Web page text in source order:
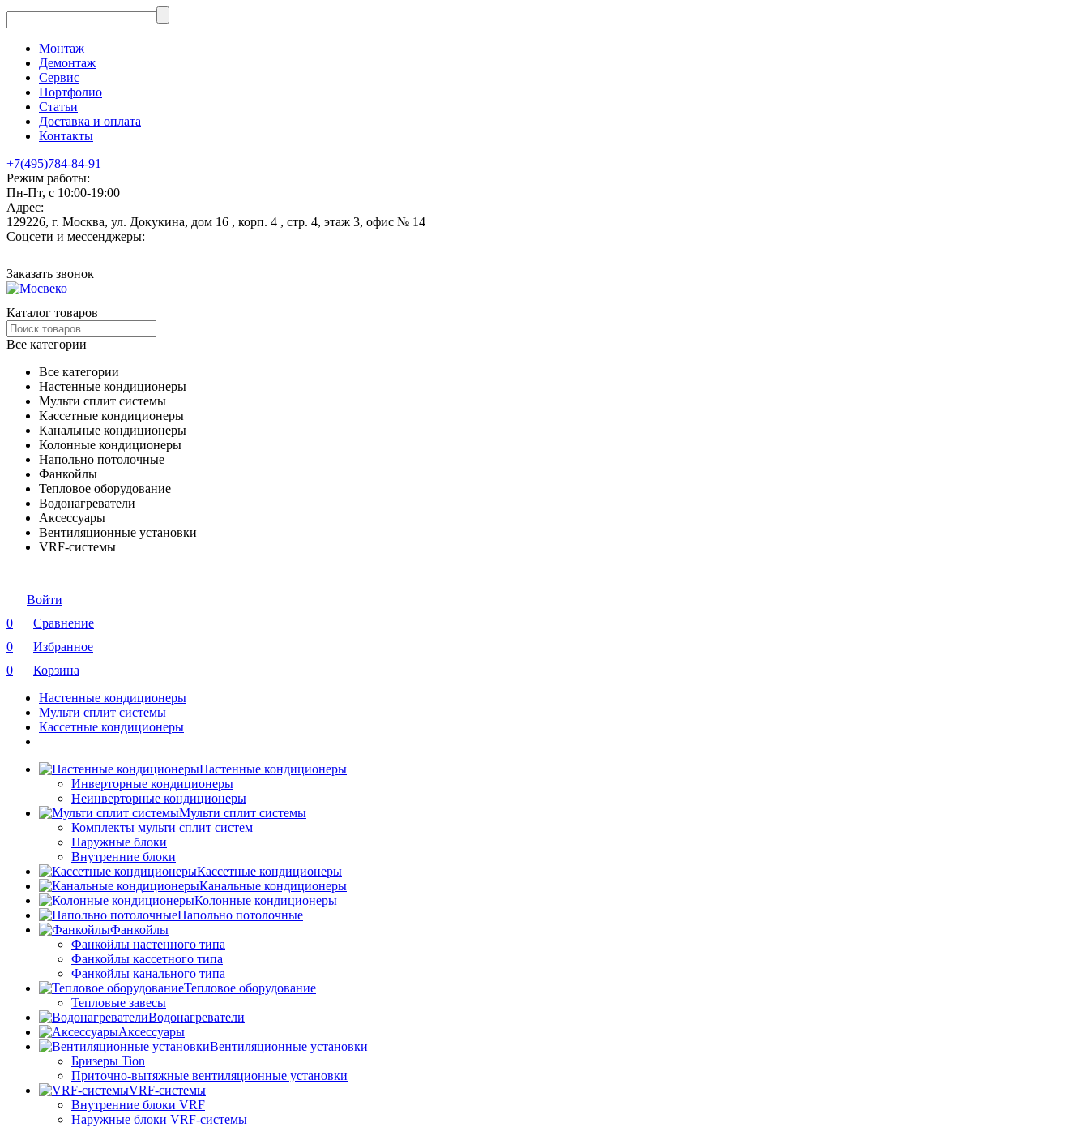
Монтаж
Демонтаж
Сервис
Портфолио
Статьи
Доставка и оплата
Контакты
+7(495)784-84-91
Режим работы:
Пн-Пт, с 10:00-19:00
Адрес:
129226, г. Москва, ул. Докукина, дом 16 , корп. 4 , стр. 4, этаж 3, офис № 14
Соцсети и мессенджеры:
Заказать звонок
Каталог товаров
Все категории
Все категории
Настенные кондиционеры
Мульти сплит системы
Кассетные кондиционеры
Канальные кондиционеры
Колонные кондиционеры
Напольно потолочные
Фанкойлы
Тепловое оборудование
Водонагреватели
Аксессуары
Вентиляционные установки
VRF-системы
Войти
0
Сравнение
0
Избранное
0
Корзина
Настенные кондиционеры
Мульти сплит системы
Кассетные кондиционеры
Настенные кондиционеры
Инверторные кондиционеры
Неинверторные кондиционеры
Мульти сплит системы
Комплекты мульти сплит систем
Наружные блоки
Внутренние блоки
Кассетные кондиционеры
Канальные кондиционеры
Колонные кондиционеры
Напольно потолочные
Фанкойлы
Фанкойлы настенного типа
Фанкойлы кассетного типа
Фанкойлы канального типа
Тепловое оборудование
Тепловые завесы
Водонагреватели
Аксессуары
Вентиляционные установки
Бризеры Tion
Приточно-вытяжные вентиляционные установки
VRF-системы
Внутренние блоки VRF
Наружные блоки VRF-системы